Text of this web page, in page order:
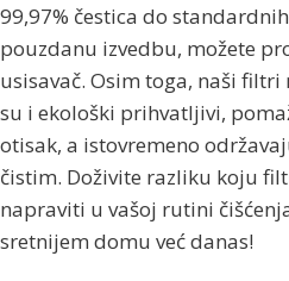
99,97% čestica do
pouzdanu izvedbu, možete
usisavač. Osim toga, naši
su i ekološki prihvatljivi,
otisak, a istovremeno
čistim. Doživite razliku koju
napraviti u vašoj rutini
sretnijem domu već danas!